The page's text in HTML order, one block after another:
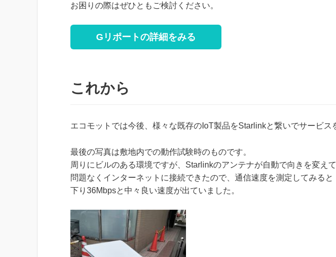
お困りの際はぜひともご検討ください。
Gリポートの詳細をみる
これから
エコモットでは今後、様々な既存のIoT製品をStarlinkと繋いでサービス
最後の写真は敷地内での動作試験時のものです。
周りにビルのある環境ですが、Starlinkのアンテナが自動で向きを変え
問題なくインターネットに接続できたので、通信速度を測定してみると
下り36Mbpsと中々良い速度が出ていました。